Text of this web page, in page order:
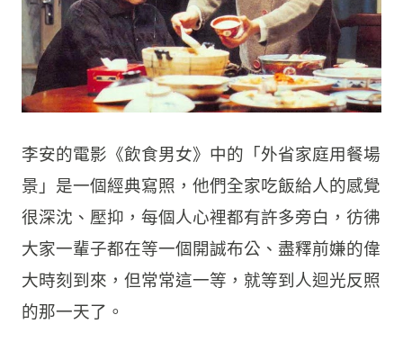
李安的電影《飲食男女》中的「外省家庭用餐場
景」是一個經典寫照，他們全家吃飯給人的感覺
很深沈、壓抑，每個人心裡都有許多旁白，彷彿
大家一輩子都在等一個開誠布公、盡釋前嫌的偉
大時刻到來，但常常這一等，就等到人迴光反照
的那一天了。